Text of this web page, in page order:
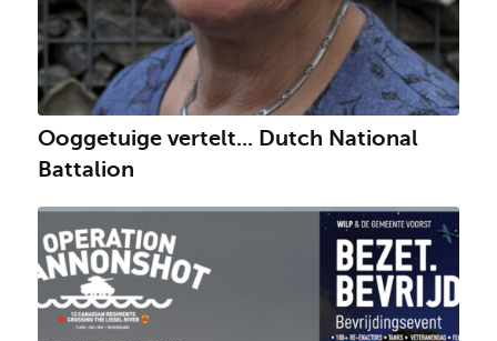
Ooggetuige vertelt... Dutch National
Battalion